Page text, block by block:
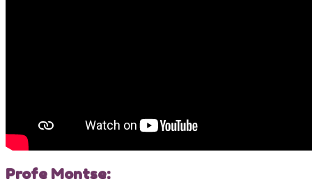
Profe Montse: